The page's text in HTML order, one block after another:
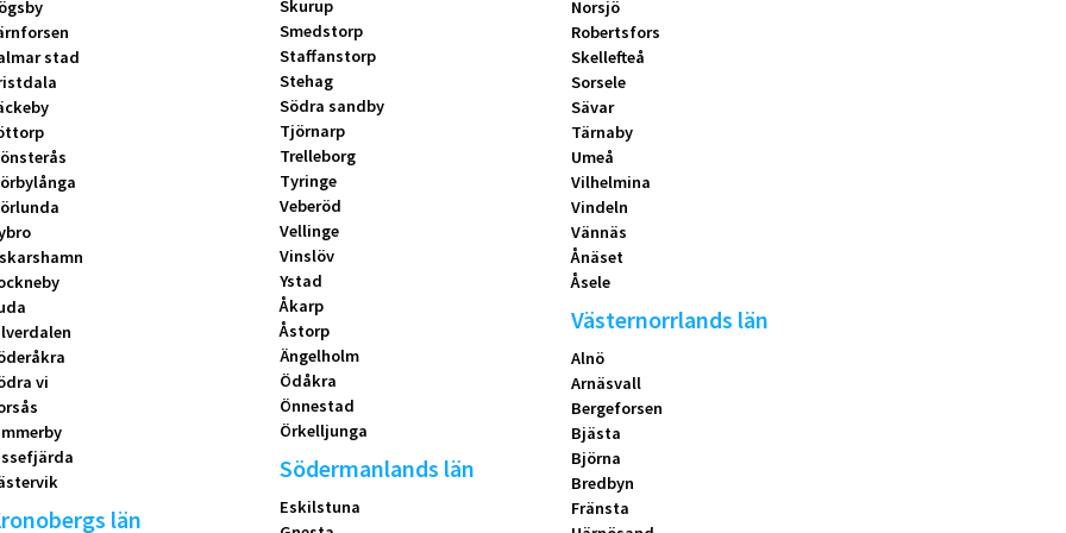
stad
vi
län
Skurup
Smedstorp
Staffanstorp
Stehag
Södra sandby
Tjörnarp
Trelleborg
Tyringe
Veberöd
Vellinge
Vinslöv
Ystad
Åkarp
Åstorp
Ängelholm
Ödåkra
Önnestad
Örkelljunga
Södermanlands län
Eskilstuna
Norsjö
Robertsfors
Skellefteå
Sorsele
Sävar
Tärnaby
Umeå
Vilhelmina
Vindeln
Vännäs
Ånäset
Åsele
Västernorrlands län
Alnö
Arnäsvall
Bergeforsen
Bjästa
Björna
Bredbyn
Fränsta